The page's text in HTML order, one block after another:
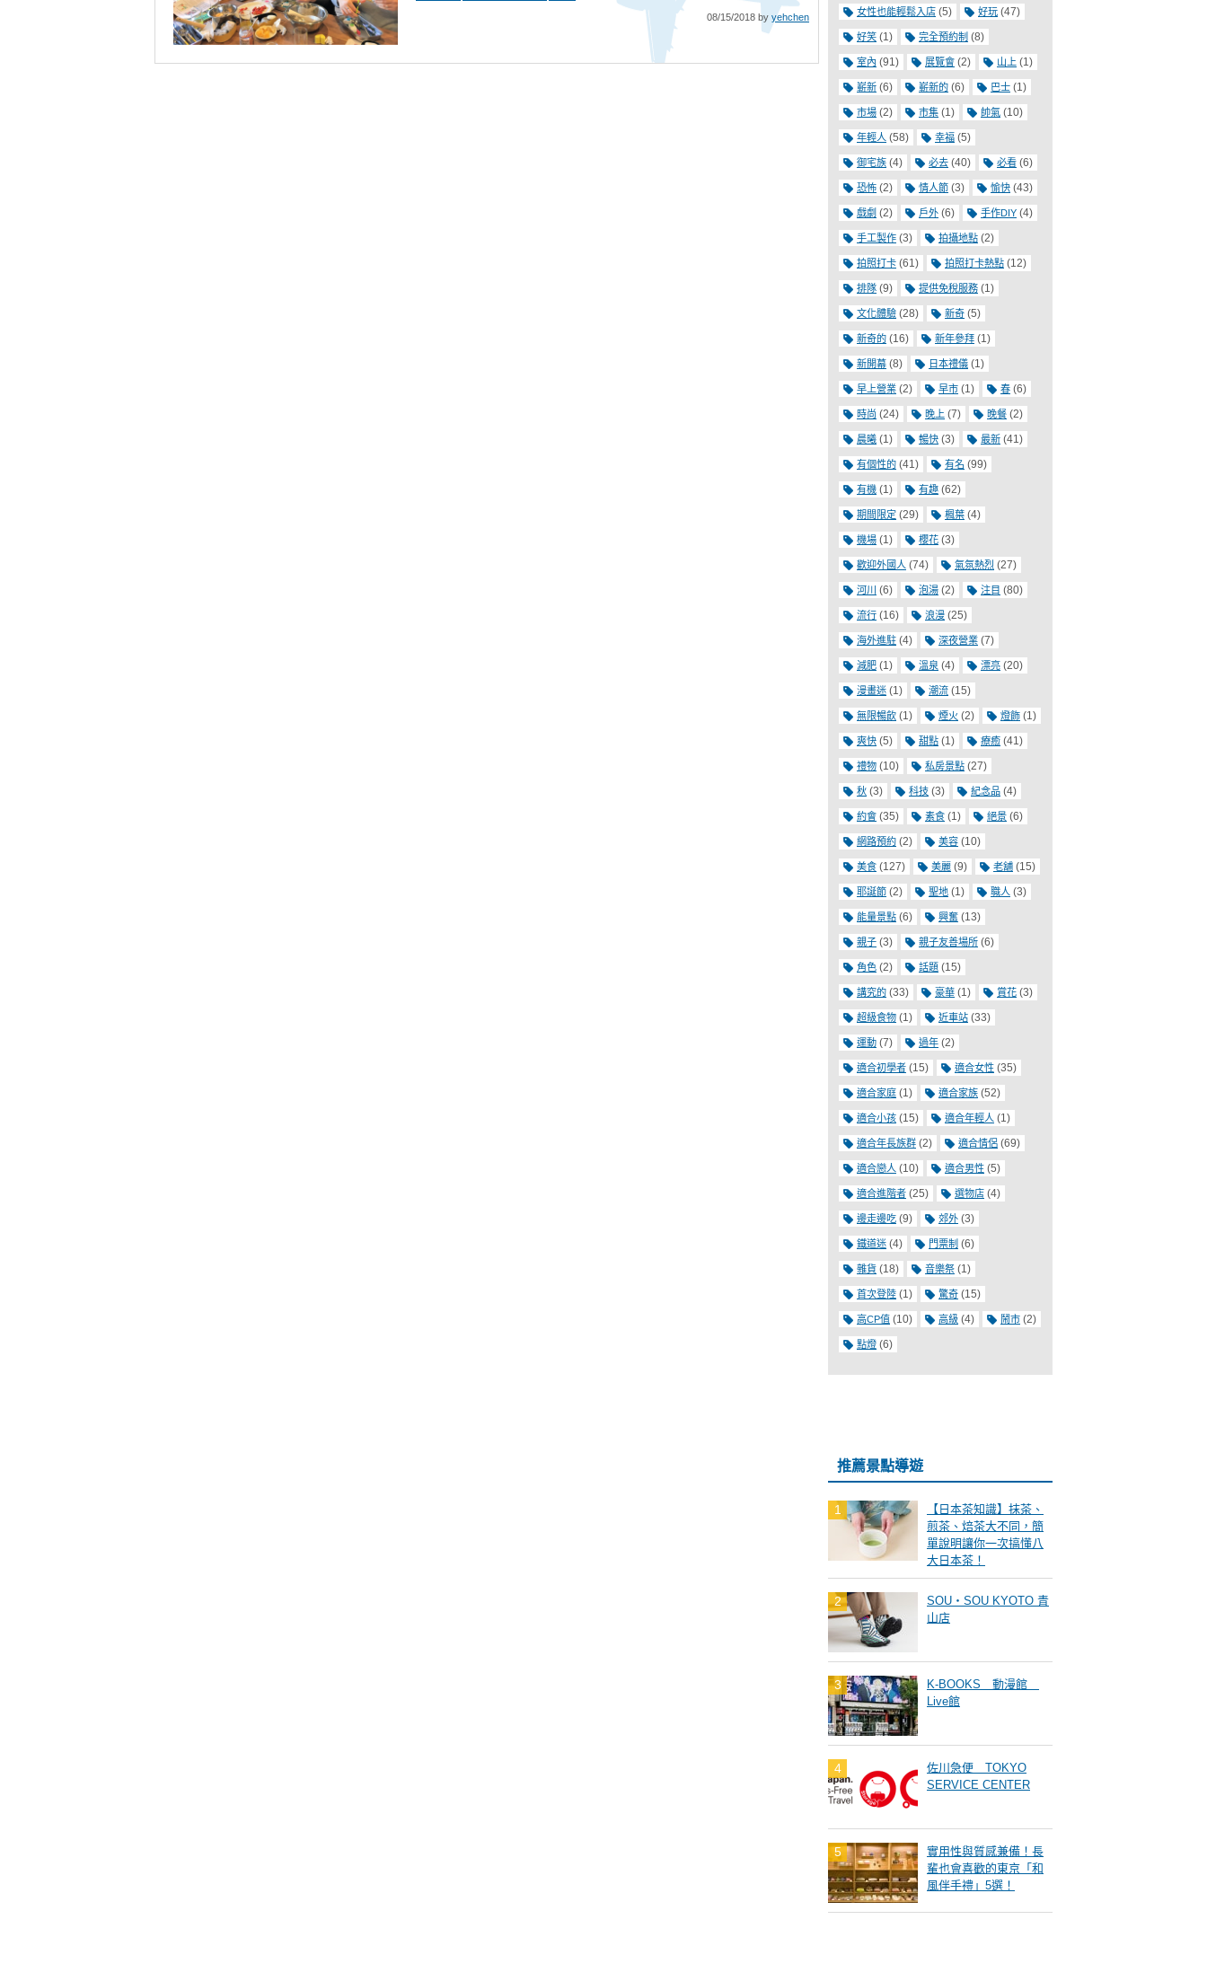
08/15/2018 by yehchen 女性也能輕鬆入店 (5) 好玩 (47)
好笑 (1) 完全預約制 (8)
室內 (91) 展覽會 (2) 山上 (1)
嶄新 (6) 嶄新的 (6) 巴士 (1)
市場 (2) 市集 (1) 帥氣 (10)
年輕人 (58) 幸福 (5)
御宅族 (4) 必去 (40) 必看 (6)
恐怖 (2) 情人節 (3) 愉快 (43)
戲劇 (2) 戶外 (6) 手作DIY (4)
手工製作 (3) 拍攝地點 (2)
拍照打卡 (61) 拍照打卡熱點 (12)
排隊 (9) 提供免稅服務 (1)
文化體驗 (28) 新奇 (5)
新奇的 (16) 新年參拜 (1)
新開幕 (8) 日本禮儀 (1)
早上營業 (2) 早市 (1) 春 (6)
時尚 (24) 晚上 (7) 晚餐 (2)
晨曦 (1) 暢快 (3) 最新 (41)
有個性的 (41) 有名 (99)
有機 (1) 有趣 (62)
期間限定 (29) 楓葉 (4)
機場 (1) 櫻花 (3)
歡迎外國人 (74) 氣氛熱烈 (27)
河川 (6) 泡湯 (2) 注目 (80)
流行 (16) 浪漫 (25)
海外進駐 (4) 深夜營業 (7)
減肥 (1) 溫泉 (4) 漂亮 (20)
漫畫迷 (1) 潮流 (15)
無限暢飲 (1) 煙火 (2) 燈飾 (1)
爽快 (5) 甜點 (1) 療癒 (41)
禮物 (10) 私房景點 (27)
秋 (3) 科技 (3) 紀念品 (4)
約會 (35) 素食 (1) 絕景 (6)
網路預約 (2) 美容 (10)
美食 (127) 美麗 (9) 老舖 (15)
耶誕節 (2) 聖地 (1) 職人 (3)
能量景點 (6) 興奮 (13)
親子 (3) 親子友善場所 (6)
角色 (2) 話題 (15)
講究的 (33) 豪華 (1) 賞花 (3)
超級食物 (1) 近車站 (33)
運動 (7) 過年 (2)
適合初學者 (15) 適合女性 (35)
適合家庭 (1) 適合家族 (52)
適合小孩 (15) 適合年輕人 (1)
適合年長族群 (2) 適合情侶 (69)
適合戀人 (10) 適合男性 (5)
適合進階者 (25) 選物店 (4)
邊走邊吃 (9) 郊外 (3)
鐵道迷 (4) 門票制 (6)
雜貨 (18) 音樂祭 (1)
首次登陸 (1) 驚奇 (15)
高CP值 (10) 高級 (4) 鬧市 (2)
點燈 (6)
推薦景點導遊
【日本茶知識】抹茶、
煎茶、焙茶大不同，簡
單說明讓你一次搞懂八
大日本茶！
SOU・SOU KYOTO 青
山店
K-BOOKS 動漫館
Live館
佐川急便 TOKYO
SERVICE CENTER
實用性與質感兼備！長
輩也會喜歡的東京「和
風伴手禮」5選！